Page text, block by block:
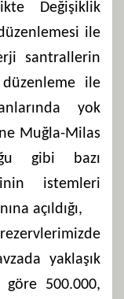
Değişiklik
ile
santrallerin
düzenleme ile
yok
Muğla-Milas
gibi bazı
istemleri
açıldığı,
yaklaşık
göre 500.000,